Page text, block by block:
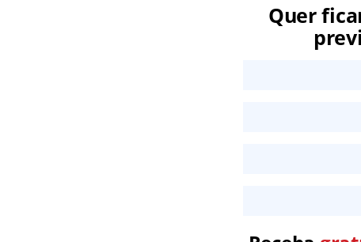
Quer